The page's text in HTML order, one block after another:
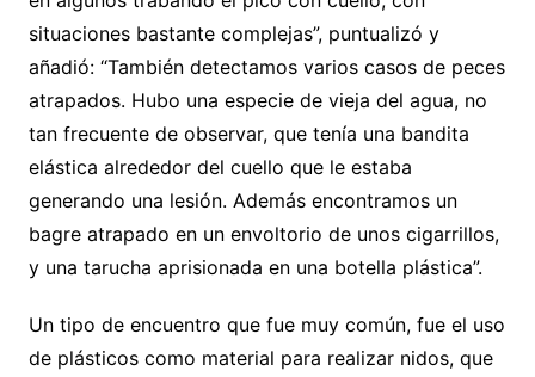
situaciones bastante complejas”, puntualizó y
añadió: “También detectamos varios casos de peces
atrapados. Hubo una especie de vieja del agua, no
tan frecuente de observar, que tenía una bandita
elástica alrededor del cuello que le estaba
generando una lesión. Además encontramos un
bagre atrapado en un envoltorio de unos cigarrillos,
y una tarucha aprisionada en una botella plástica”.
Un tipo de encuentro que fue muy común, fue el uso
de plásticos como material para realizar nidos, que